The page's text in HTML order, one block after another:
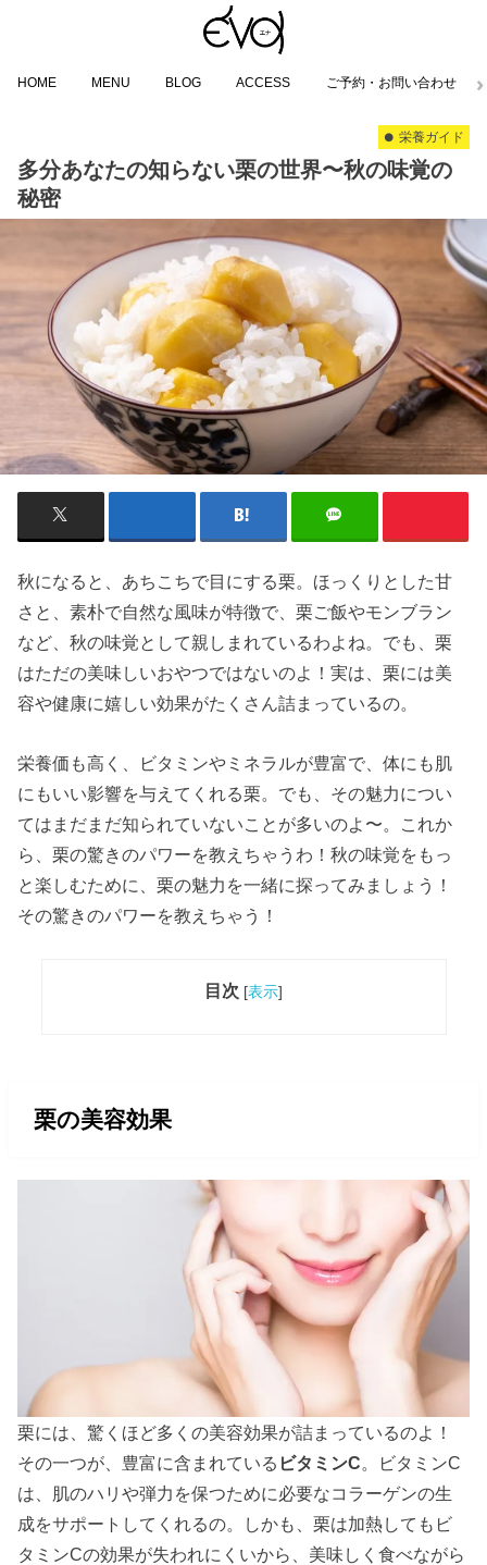
HOME MENU BLOG ACCESS ご予約・お問い合わせ
栄養ガイド
多分あなたの知らない栗の世界〜秋の味覚の
秘密
秋になると、あちこちで目にする栗。ほっくりとした甘
さと、素朴で自然な風味が特徴で、栗ご飯やモンブラン
など、秋の味覚として親しまれているわよね。でも、栗
はただの美味しいおやつではないのよ！実は、栗には美
容や健康に嬉しい効果がたくさん詰まっているの。
栄養価も高く、ビタミンやミネラルが豊富で、体にも肌
にもいい影響を与えてくれる栗。でも、その魅力につい
てはまだまだ知られていないことが多いのよ〜。これか
ら、栗の驚きのパワーを教えちゃうわ！秋の味覚をもっ
と楽しむために、栗の魅力を一緒に探ってみましょう！
その驚きのパワーを教えちゃう！
目次 [表示]
栗の美容効果
栗には、驚くほど多くの美容効果が詰まっているのよ！
その一つが、豊富に含まれている ビタミンC。ビタミンC
は、肌のハリや弾力を保つために必要なコラーゲンの生
成をサポートしてくれるの。しかも、栗は加熱してもビ
タミンCの効果が失われにくいから、美味しく食べながら